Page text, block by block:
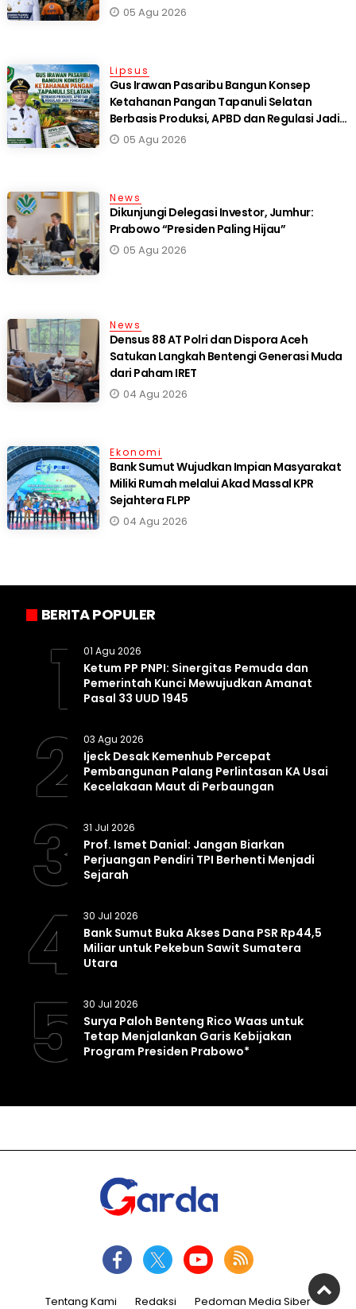
05 Agu 2026
Lipsus
Gus Irawan Pasaribu Bangun Konsep
Ketahanan Pangan Tapanuli Selatan
Berbasis Produksi, APBD dan Regulasi Jadi
Fondasi
05 Agu 2026
News
Dikunjungi Delegasi Investor, Jumhur:
Prabowo “Presiden Paling Hijau”
05 Agu 2026
News
Densus 88 AT Polri dan Dispora Aceh
Satukan Langkah Bentengi Generasi Muda
dari Paham IRET
04 Agu 2026
Ekonomi
Bank Sumut Wujudkan Impian Masyarakat
Miliki Rumah melalui Akad Massal KPR
Sejahtera FLPP
04 Agu 2026
BERITA POPULER
1 01 Agu 2026
Ketum PP PNPI: Sinergitas Pemuda dan
Pemerintah Kunci Mewujudkan Amanat
Pasal 33 UUD 1945
2 03 Agu 2026
Ijeck Desak Kemenhub Percepat
Pembangunan Palang Perlintasan KA Usai
Kecelakaan Maut di Perbaungan
3 31 Jul 2026
Prof. Ismet Danial: Jangan Biarkan
Perjuangan Pendiri TPI Berhenti Menjadi
Sejarah
4 30 Jul 2026
Bank Sumut Buka Akses Dana PSR Rp44,5
Miliar untuk Pekebun Sawit Sumatera
Utara
5 30 Jul 2026
Surya Paloh Benteng Rico Waas untuk
Tetap Menjalankan Garis Kebijakan
Program Presiden Prabowo*
Tentang Kami Redaksi Pedoman Media Siber